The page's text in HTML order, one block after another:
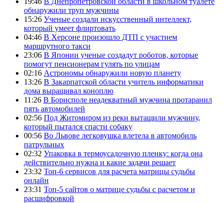
обнаружили труп мужчины
15:26 Ученые создали искусственный интеллект,
который умеет флиртовать
04:46 В Херсоне произошло ДТП с участием
маршрутного такси
23:06 В Японии ученые создадут роботов, которые
помогут пенсионерам гулять по улицам
02:16 Астрономы обнаружили новую планету
13:26 В Закарпатской области учитель информатики
дома выращивал коноплю
11:26 В Борисполе неадекватный мужчина протаранил
пять автомобилей
02:56 Под Житомиром из реки вытащили мужчину,
который пытался спасти собаку
00:56 Во Львове легковушка влетела в автомобиль
патрульных
02:32 Упаковка в термоусадочную пленку: когда она
действительно нужна и какие задачи решает
23:32 Топ-6 сервисов для расчета матрицы судьбы
онлайн
23:31 Топ-5 сайтов о матрице судьбы с расчетом и
расшифровкой